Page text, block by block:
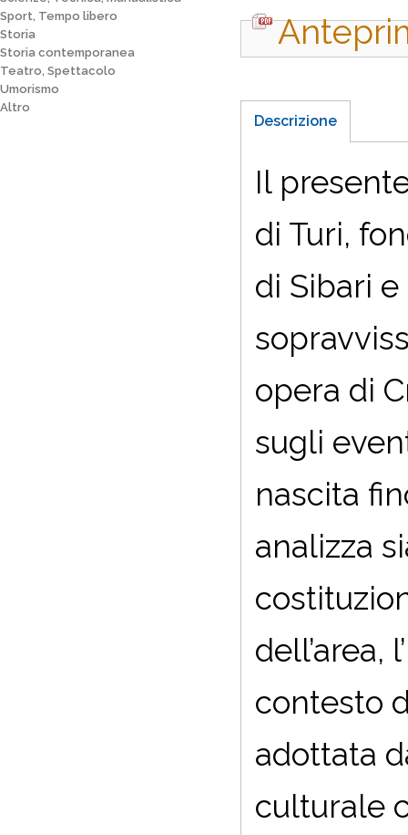
Sport, Tempo libero
Storia
Storia contemporanea
Teatro, Spettacolo
Umorismo
Altro
Descrizione
Il
di Turi,
di Sibari
opera di
sugli
nascita
analizza
dell’area,
contesto
adottata
culturale